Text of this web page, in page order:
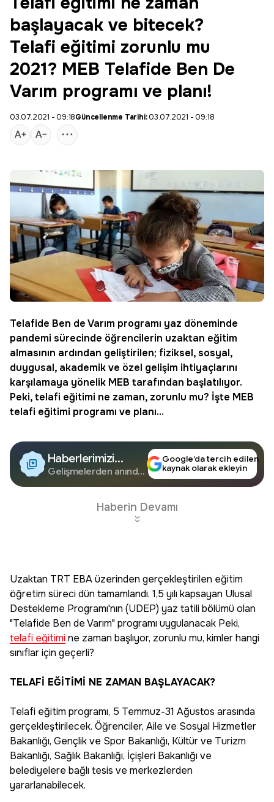
başlayacak ve bitecek?
Telafi eğitimi zorunlu mu
2021? MEB Telafide Ben De
Varım programı ve planı!
03.07.2021 - 09:18Güncellenme Tarihi:03.07.2021 - 09:18
Telafide Ben de Varım programı yaz döneminde
pandemi sürecinde öğrencilerin uzaktan eğitim
almasının ardından geliştirilen; fiziksel, sosyal,
duygusal, akademik ve özel gelişim ihtiyaçlarını
karşılamaya yönelik MEB tarafından başlatılıyor.
Peki,telafi eğitimi ne zaman, zorunlu mu? İşte MEB
telafi eğitimi programı ve planı…
Haberlerimizi
Google'da Takip
Edin
Gelişmelerden anında
Google’da tercih edilen
kaynak olarak ekleyin
Haberin Devamı
Uzaktan TRT EBA üzerinden gerçekleştirilen eğitim
öğretim süreci dün tamamlandı. 1,5 yılı kapsayan Ulusal
Destekleme Programı'nın (UDEP) yaz tatili bölümü olan
"Telafide Ben de Varım" programı uygulanacak Peki,
telafi eğitimine zaman başlıyor, zorunlu mu, kimler hangi
sınıflar için geçerli?
TELAFİ EĞİTİMİ NE ZAMAN BAŞLAYACAK?
Telafi eğitim programı, 5 Temmuz-31 Ağustos arasında
gerçekleştirilecek. Öğrenciler, Aile ve Sosyal Hizmetler
Bakanlığı, Gençlik ve Spor Bakanlığı, Kültür ve Turizm
Bakanlığı, Sağlık Bakanlığı, İçişleri Bakanlığı ve
belediyelere bağlı tesis ve merkezlerden
yararlanabilecek.